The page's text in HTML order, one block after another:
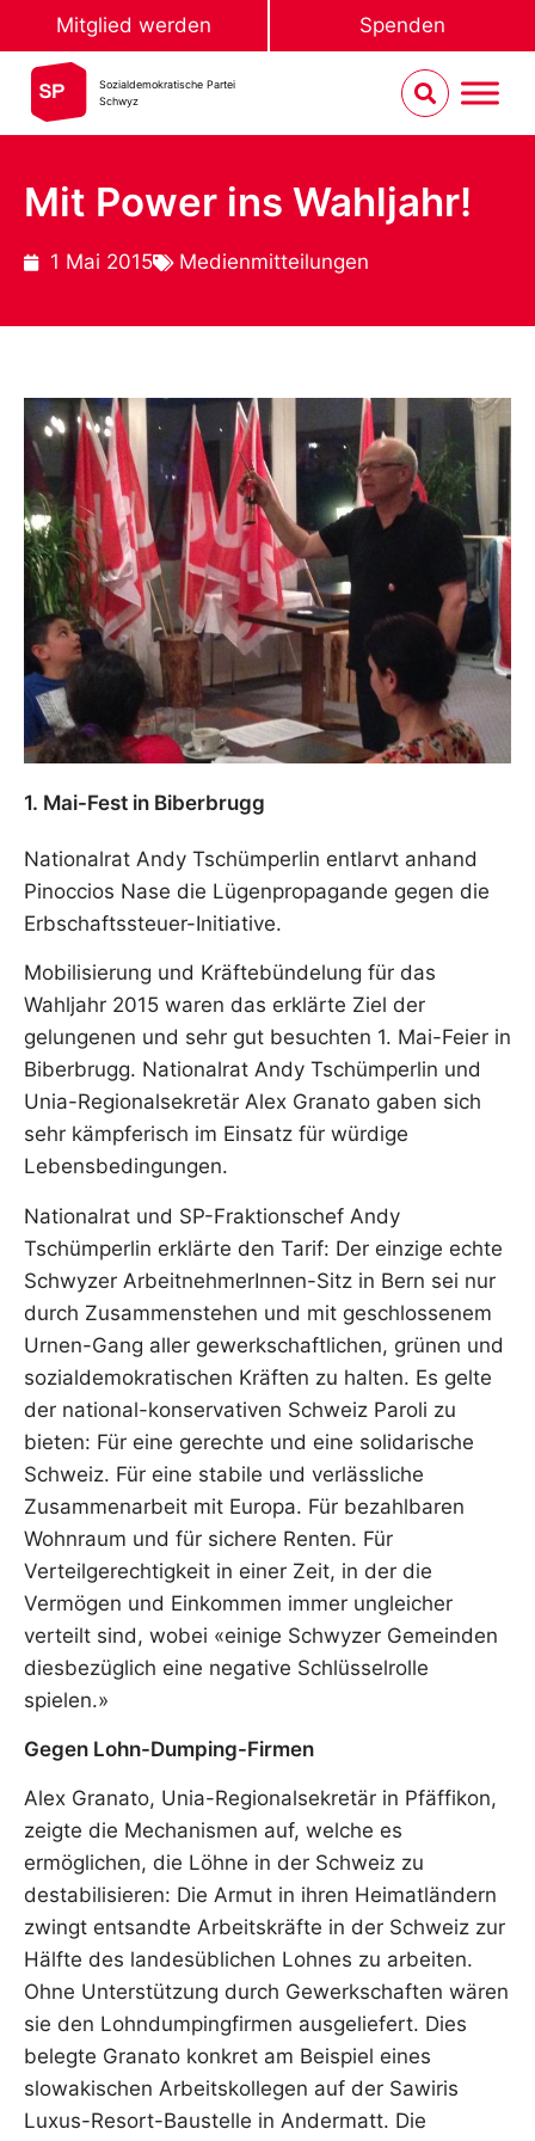
Mitglied werden Spenden
Sozialdemokratische Partei
Schwyz
Mit Power ins Wahljahr!
1 Mai 2015 Medienmitteilungen
1. Mai-Fest in Biberbrugg
Nationalrat Andy Tschümperlin entlarvt anhand
Pinoccios Nase die Lügenpropagande gegen die
Erbschaftssteuer-Initiative.
Mobilisierung und Kräftebündelung für das
Wahljahr 2015 waren das erklärte Ziel der
gelungenen und sehr gut besuchten 1. Mai-Feier in
Biberbrugg. Nationalrat Andy Tschümperlin und
Unia-Regionalsekretär Alex Granato gaben sich
sehr kämpferisch im Einsatz für würdige
Lebensbedingungen.
Nationalrat und SP-Fraktionschef Andy
Tschümperlin erklärte den Tarif: Der einzige echte
Schwyzer ArbeitnehmerInnen-Sitz in Bern sei nur
durch Zusammenstehen und mit geschlossenem
Urnen-Gang aller gewerkschaftlichen, grünen und
sozialdemokratischen Kräften zu halten. Es gelte
der national-konservativen Schweiz Paroli zu
bieten: Für eine gerechte und eine solidarische
Schweiz. Für eine stabile und verlässliche
Zusammenarbeit mit Europa. Für bezahlbaren
Wohnraum und für sichere Renten. Für
Verteilgerechtigkeit in einer Zeit, in der die
Vermögen und Einkommen immer ungleicher
verteilt sind, wobei «einige Schwyzer Gemeinden
diesbezüglich eine negative Schlüsselrolle
spielen.»
Gegen Lohn-Dumping-Firmen
Alex Granato, Unia-Regionalsekretär in Pfäffikon,
zeigte die Mechanismen auf, welche es
ermöglichen, die Löhne in der Schweiz zu
destabilisieren: Die Armut in ihren Heimatländern
zwingt entsandte Arbeitskräfte in der Schweiz zur
Hälfte des landesüblichen Lohnes zu arbeiten.
Ohne Unterstützung durch Gewerkschaften wären
sie den Lohndumpingfirmen ausgeliefert. Dies
belegte Granato konkret am Beispiel eines
slowakischen Arbeitskollegen auf der Sawiris
Luxus-Resort-Baustelle in Andermatt. Die